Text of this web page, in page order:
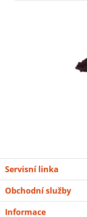
Servisní linka
Obchodní služby
Informace